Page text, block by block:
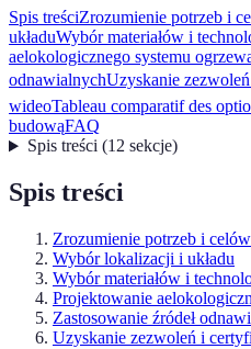
Spis treściZrozumienie potrzeb i
układuWybór materiałów i
aelokologicznego systemu
odnawialnychUzyskanie
wideoTableau comparatif des
budowąFAQ
Spis treści(12 sekcje)
Spis treści
Zrozumienie potrzeb i celów
Wybór lokalizacji i układu
Wybór materiałów i
Projektowanie
Zastosowanie źródeł
Uzyskanie zezwoleń i